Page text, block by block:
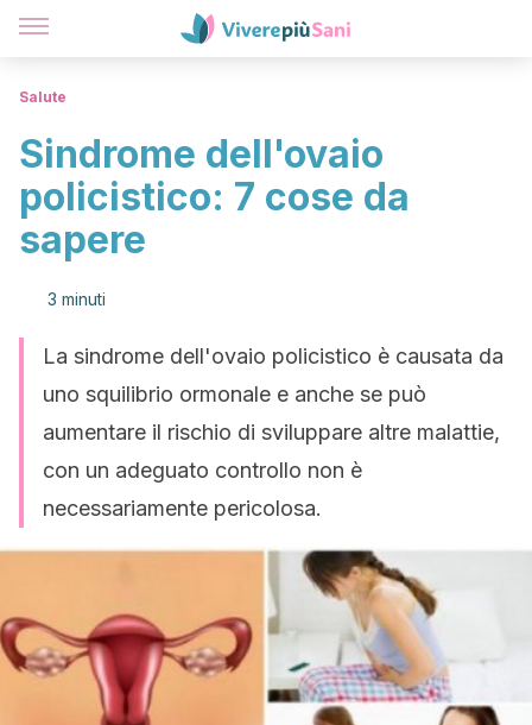
Salute
Sindrome dell'ovaio
policistico: 7 cose da
sapere
3 minuti
La sindrome dell'ovaio policistico è causata da
uno squilibrio ormonale e anche se può
aumentare il rischio di sviluppare altre malattie,
con un adeguato controllo non è
necessariamente pericolosa.